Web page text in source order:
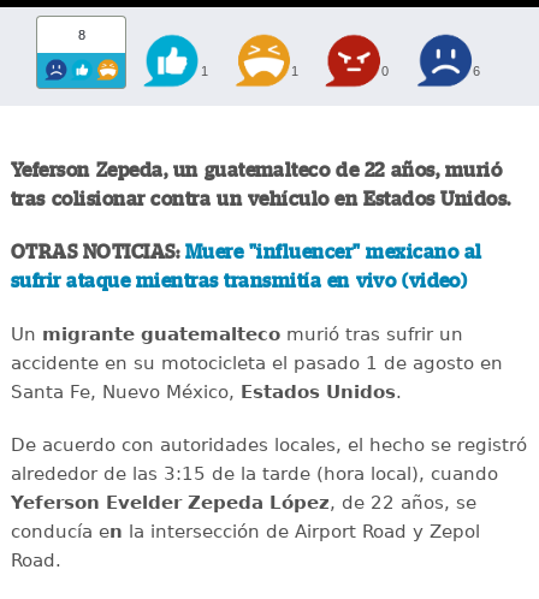
8
1 1 0 6
Yeferson Zepeda, un guatemalteco de 22 años, murió
tras colisionar contra un vehículo en Estados Unidos.
OTRAS NOTICIAS: Muere "influencer" mexicano al
sufrir ataque mientras transmitía en vivo (video)
Un migrante guatemaltecomurió tras sufrir un
accidente en su motocicleta el pasado 1 de agosto en
Santa Fe, Nuevo México, Estados Unidos.
De acuerdo con autoridades locales, el hecho se registró
alrededor de las 3:15 de la tarde (hora local), cuando
Yeferson Evelder Zepeda López, de 22 años, se
conducía en la intersección de Airport Road y Zepol
Road.